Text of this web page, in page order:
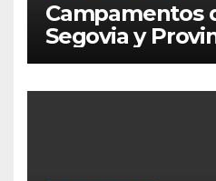
Campamentos
Segovia y